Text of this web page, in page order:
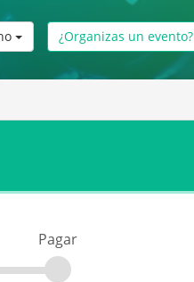
¿Organizas un evento?
Pagar